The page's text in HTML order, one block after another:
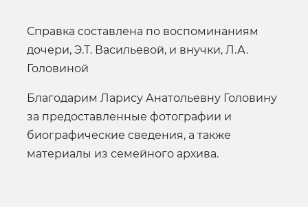
Справка составлена по воспоминаниям
дочери, Э.Т. Васильевой, и внучки, Л.А.
Головиной
Благодарим Ларису Анатольевну Головину
за предоставленные фотографии и
биографические сведения, а также
материалы из семейного архива.